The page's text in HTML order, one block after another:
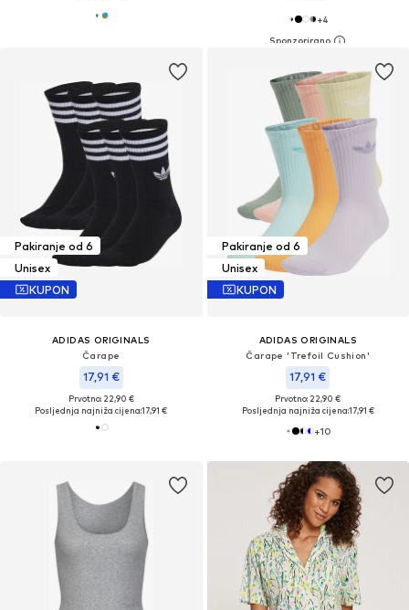
+4
Pakiranje od 6
Unisex
KUPON
ADIDAS ORIGINALS
Čarape
17,91 €
Prvotno: 22,90 €
Posljednja najniža cijena:17,91 €
Pakiranje od 6
Unisex
KUPON
ADIDAS ORIGINALS
Čarape 'Trefoil Cushion'
17,91 €
Prvotno: 22,90 €
Posljednja najniža cijena:17,91 €
+10